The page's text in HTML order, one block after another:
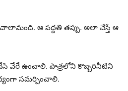
ఆ పద్దతి తప్పు. అలా చేస్తే ఆ
వేరే ఉంచాలి. పాత్రలోని కొబ్బరినీటిని
సమర్పించాలి.